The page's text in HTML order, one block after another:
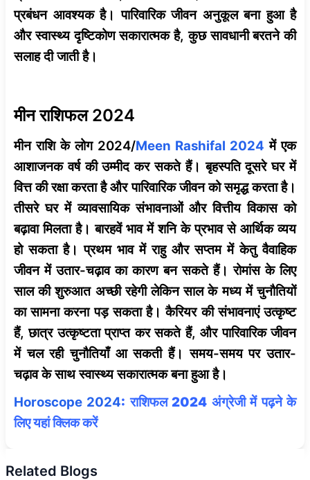
प्रबंधन आवश्यक है। पारिवारिक जीवन अनुकूल बना हुआ है
और स्वास्थ्य दृष्टिकोण सकारात्मक है, कुछ सावधानी बरतने की
सलाह दी जाती है।
मीन राशिफल 2024
मीन राशि के लोग 2024/Meen Rashifal 2024 में एक
आशाजनक वर्ष की उम्मीद कर सकते हैं। बृहस्पति दूसरे घर में
वित्त की रक्षा करता है और पारिवारिक जीवन को समृद्ध करता है।
तीसरे घर में व्यावसायिक संभावनाओं और वित्तीय विकास को
बढ़ावा मिलता है। बारहवें भाव में शनि के प्रभाव से आर्थिक व्यय
हो सकता है। प्रथम भाव में राहु और सप्तम में केतु वैवाहिक
जीवन में उतार-चढ़ाव का कारण बन सकते हैं। रोमांस के लिए
साल की शुरुआत अच्छी रहेगी लेकिन साल के मध्य में चुनौतियों
का सामना करना पड़ सकता है। कैरियर की संभावनाएं उत्कृष्ट
हैं, छात्र उत्कृष्टता प्राप्त कर सकते हैं, और पारिवारिक जीवन
में चल रही चुनौतियाँ आ सकती हैं। समय-समय पर उतार-
चढ़ाव के साथ स्वास्थ्य सकारात्मक बना हुआ है।
Horoscope 2024: राशिफल 2024 अंग्रेजी में पढ़ने के
लिए यहां क्लिक करें
Related Blogs